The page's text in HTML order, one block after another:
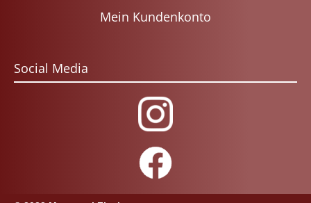
Mein Kundenkonto
Social Media